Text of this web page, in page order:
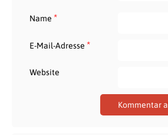
Name *
E-Mail-Adresse *
Website